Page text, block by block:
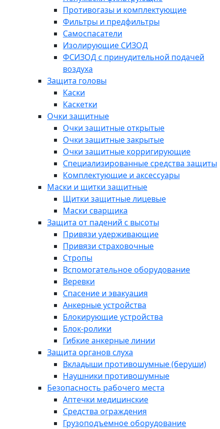
Противогазы и комплектующие
Фильтры и предфильтры
Самоспасатели
Изолирующие СИЗОД
ФСИЗОД с принудительной подачей
воздуха
Защита головы
Каски
Каскетки
Очки защитные
Очки защитные открытые
Очки защитные закрытые
Очки защитные корригирующие
Специализированные средства защиты
Комплектующие и аксессуары
Маски и щитки защитные
Щитки защитные лицевые
Маски сварщика
Защита от падений с высоты
Привязи удерживающие
Привязи страховочные
Стропы
Вспомогательное оборудование
Веревки
Спасение и эвакуация
Анкерные устройства
Блокирующие устройства
Блок-ролики
Гибкие анкерные линии
Защита органов слуха
Вкладыши противошумные (беруши)
Наушники противошумные
Безопасность рабочего места
Аптечки медицинские
Средства ограждения
Грузоподъемное оборудование